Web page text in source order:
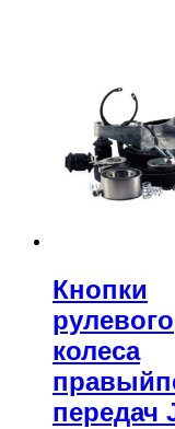
Кнопки
рулевого
колеса
передач